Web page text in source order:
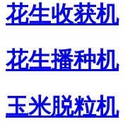
花生收获机
花生播种机
玉米脱粒机